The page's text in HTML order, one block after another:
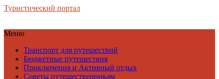
Туристический портал
Меню
Транспорт для путешествий
Бюджетные путешествия
Приключения и Активный отдых
Советы путешественникам